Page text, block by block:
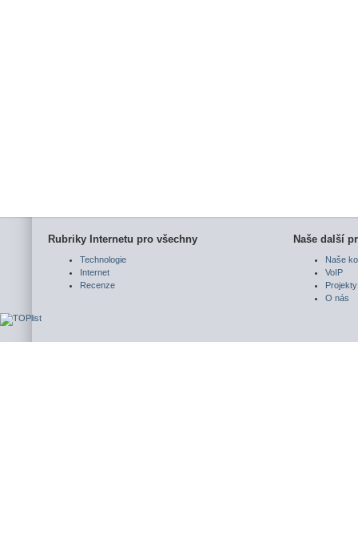
Rubriky Internetu pro všechny
Technologie
Internet
Recenze
Naše další
Naše
VoIP
Projekty
O nás